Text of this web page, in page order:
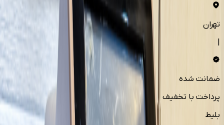
تهران
ضمانت شده
پرداخت با تخفیف
بلیط